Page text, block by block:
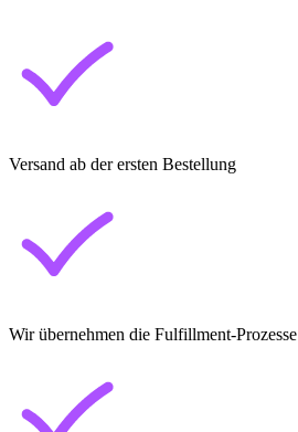
Versand ab der ersten Bestellung
Wir übernehmen die Fulfillment-Prozesse